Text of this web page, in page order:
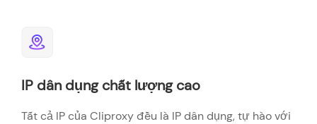
IP dân dụng chất lượng cao
Tất cả IP của Cliproxy đều là IP dân dụng, tự hào với